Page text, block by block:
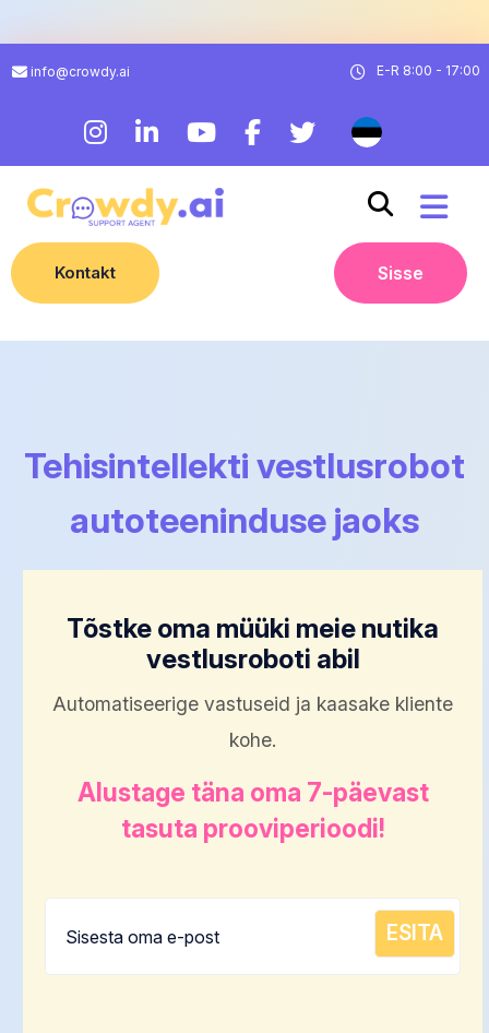
info@crowdy.ai E-R 8:00 - 17:00
Kontakt Sisse
Tehisintellekti vestlusrobot
autoteeninduse jaoks
Tõstke oma müüki meie nutika
vestlusroboti abil
Automatiseerige vastuseid ja kaasake kliente
kohe.
Alustage täna oma 7-päevast
tasuta prooviperioodi!